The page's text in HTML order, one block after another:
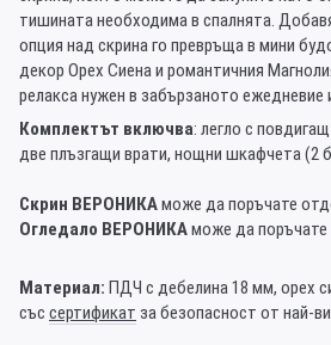
тишината необходима в спалнята.
опция над скрина го превръща в мини
декор Орех Сиена и романтичния
релакса нужен в забързаното ежедневие
Комплектът включва: легло с
две плъзгащи врати, нощни шкафчета (2
Скрин ВЕРОНИКАможе да поръчате
Огледало ВЕРОНИКАможе да поръчате
Материал: ПДЧ с дебелина 18 мм, орех
със сертификат за безопасност от най-